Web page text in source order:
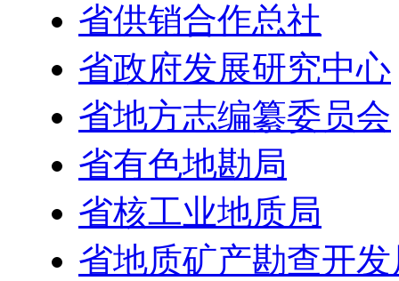
省供销合作总社
省政府发展研究中心
省地方志编纂委员会
省有色地勘局
省核工业地质局
省地质矿产勘查开发